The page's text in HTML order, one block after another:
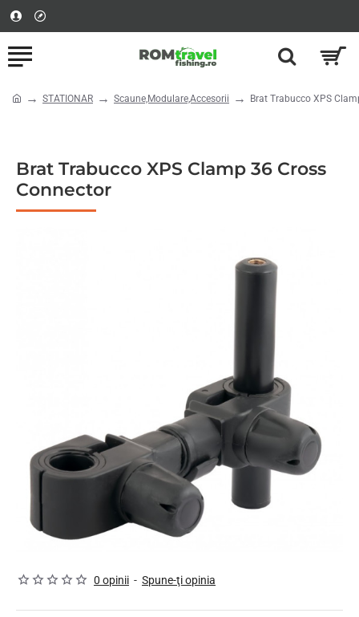
Brat Trabucco XPS Clamp 36 Cross
Connector
STATIONAR Scaune,Modulare,Accesorii Brat Trabucco XPS
NU ESTE IN STOC 0 opinii - Spune-ţi opinia